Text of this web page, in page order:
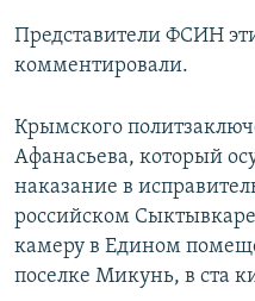
Представители ФСИН
комментировали.
Крымского
Афанасьева, который
наказание в
российском
камеру в Едином
поселке Микунь, в ста